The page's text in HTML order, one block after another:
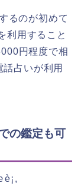
るのが初めて
利用すること
円程度で相
占いが利用
の鑑定も可